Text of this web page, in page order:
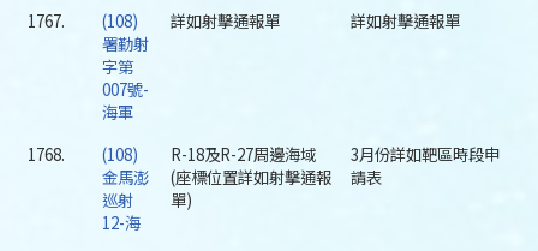
1767.
(108)
署勤射
字第
007號-
海軍
詳如射擊通報單 詳如射擊通報單
1768.
(108)
金馬澎
巡射
12-海
R-18及R-27周邊海域
(座標位置詳如射擊通報
單)
3月份詳如靶區時段申
請表